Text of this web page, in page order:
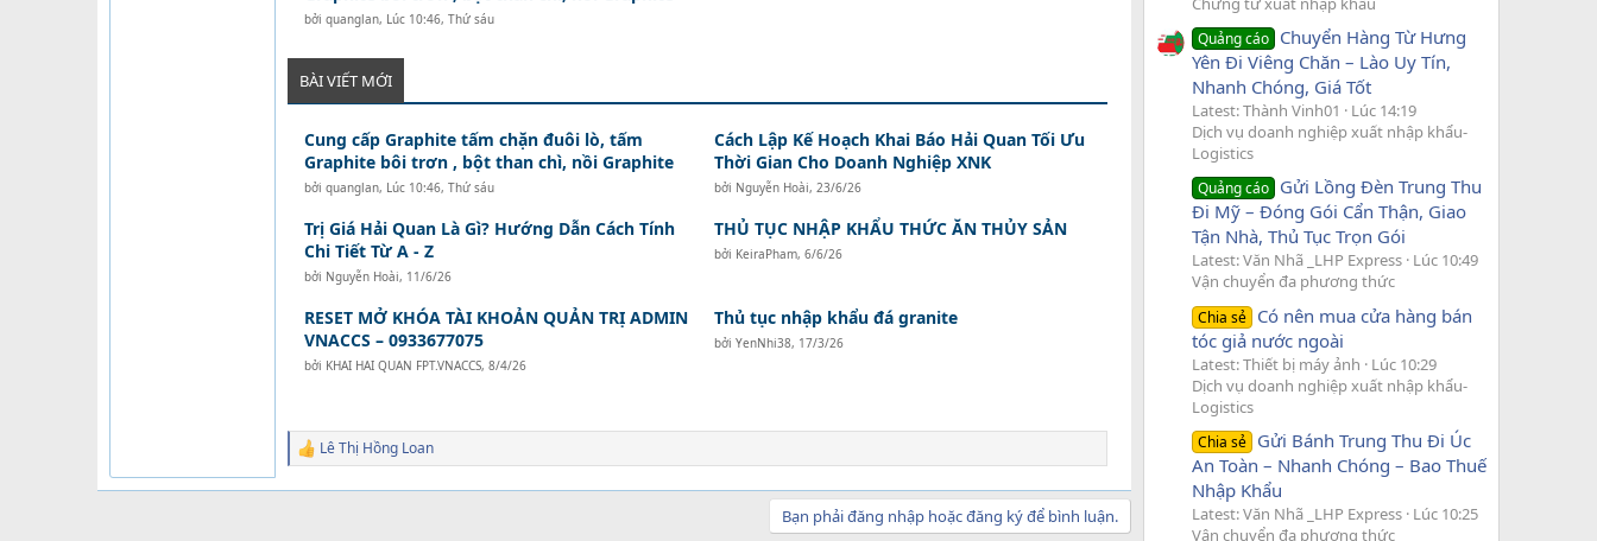
bởi quanglan, Lúc 10:46, Thứ sáu
BÀI VIẾT MỚI
Cung cấp Graphite tấm chặn đuôi lò, tấm
Graphite bôi trơn , bột than chì, nồi Graphite
bởi quanglan, Lúc 10:46, Thứ sáu
Cách Lập Kế Hoạch Khai Báo Hải Quan Tối Ưu
Thời Gian Cho Doanh Nghiệp XNK
bởi Nguyễn Hoài, 23/6/26
Trị Giá Hải Quan Là Gì? Hướng Dẫn Cách Tính
Chi Tiết Từ A - Z
bởi Nguyễn Hoài, 11/6/26
THỦ TỤC NHẬP KHẨU THỨC ĂN THỦY SẢN
bởi KeiraPham, 6/6/26
RESET MỞ KHÓA TÀI KHOẢN QUẢN TRỊ ADMIN
VNACCS – 0933677075
bởi KHAI HAI QUAN FPT.VNACCS, 8/4/26
Thủ tục nhập khẩu đá granite
bởi YenNhi38, 17/3/26
R
a
Lê Thị Hồng Loan
Bạn phải đăng nhập hoặc đăng ký để bình luận.
Quảng cáo Chuyển Hàng Từ Hưng
Yên Đi Viêng Chăn – Lào Uy Tín,
Nhanh Chóng, Giá Tốt
Latest: Thành Vinh01
Lúc 14:19
Dịch vụ doanh nghiệp xuất nhập khẩu-
Logistics
Quảng cáo Gửi Lồng Đèn Trung Thu
Đi Mỹ – Đóng Gói Cẩn Thận, Giao
Tận Nhà, Thủ Tục Trọn Gói
Latest: Văn Nhã _LHP Express Lúc 10:49
Vận chuyển đa phương thức
Chia sẻ Có nên mua cửa hàng bán
tóc giả nước ngoài
Latest: Thiết bị máy ảnh
Lúc 10:29
Dịch vụ doanh nghiệp xuất nhập khẩu-
Logistics
Chia sẻ Gửi Bánh Trung Thu Đi Úc
An Toàn – Nhanh Chóng – Bao Thuế
Nhập Khẩu
Latest: Văn Nhã _LHP Express Lúc 10:25
Vận chuyển đa phương thức